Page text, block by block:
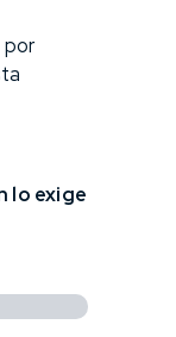
por
lo exige